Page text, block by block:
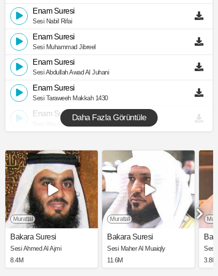
Enam Suresi
Sesi Nabil Rifai
Enam Suresi
Sesi Muhammad Jibreel
Enam Suresi
Sesi Abdullah Awad Al Juhani
Enam Suresi
Sesi Taraweeh Makkah 1430
Enam Suresi
Sesi Abu Abdullah Al Mudhaffar
Daha Fazla Görüntüle
Murattal
Bakara Suresi
Sesi Ahmed Al Ajmi
8.4M
Murattal
Bakara Suresi
Sesi Maher Al Muaiqly
11.6M
Sesi
3.8M